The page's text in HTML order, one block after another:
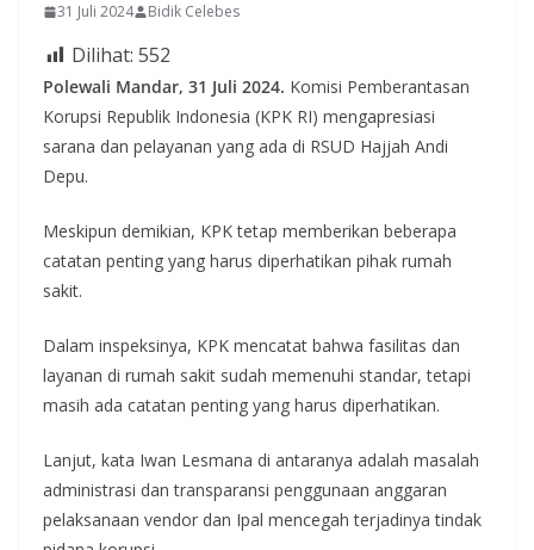
31 Juli 2024 Bidik Celebes
Dilihat: 552
Polewali Mandar, 31 Juli 2024. Komisi Pemberantasan
Korupsi Republik Indonesia (KPK RI) mengapresiasi
sarana dan pelayanan yang ada di RSUD Hajjah Andi
Depu.
Meskipun demikian, KPK tetap memberikan beberapa
catatan penting yang harus diperhatikan pihak rumah
sakit.
Dalam inspeksinya, KPK mencatat bahwa fasilitas dan
layanan di rumah sakit sudah memenuhi standar, tetapi
masih ada catatan penting yang harus diperhatikan.
Lanjut, kata Iwan Lesmana di antaranya adalah masalah
administrasi dan transparansi penggunaan anggaran
pelaksanaan vendor dan Ipal mencegah terjadinya tindak